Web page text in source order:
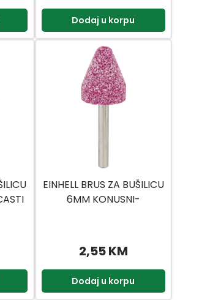
Dodaj u korpu
EINHELL BRUS ZA BUŠILICU
6MM KONUSNI-
2,55 KM
Dodaj u korpu